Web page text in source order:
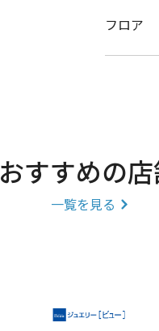
フロア
おすすめの店
一覧を見る